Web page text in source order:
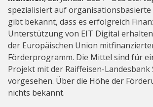
spezialisiert auf organisationsbasierte
gibt bekannt, dass es erfolgreich
Unterstützung von EIT Digital
der Europäischen Union
Förderprogramm. Die Mittel sind für
Projekt mit der Raiffeisen-Landesbank
vorgesehen. Über die Höhe der
nichts bekannt.